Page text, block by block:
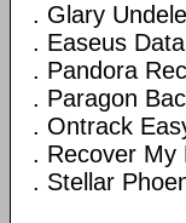
. Glary
. Easeus
. Pandora
. Paragon
. Ontrack
. Recover My
. Stellar